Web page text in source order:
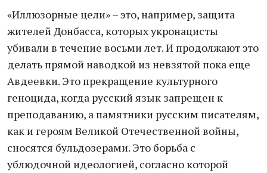
«Иллюзорные цели» – это, например, защита
жителей Донбасса, которых укронацисты
убивали в течение восьми лет. И продолжают это
делать прямой наводкой из невзятой пока еще
Авдеевки. Это прекращение культурного
геноцида, когда русский язык запрещен к
преподаванию, а памятники русским писателям,
как и героям Великой Отечественной войны,
сносятся бульдозерами. Это борьба с
ублюдочной идеологией, согласно которой